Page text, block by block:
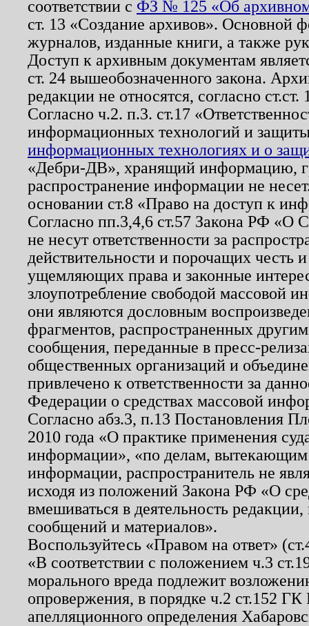
соответствии с ФЗ № 125 «Об
ст. 13 «Создание архивов». Основной
журналов, изданные книги, а также
Доступ к архивным документам
ст. 24 вышеобозначенного закона.
редакции не относятся, согласно
Согласно ч.2. п.3. ст.17
информационных технологий и
информационных технологиях и о
«Дебри-ДВ», хранящий информацию,
распространение информации не
основании ст.8 «Право на доступ к
Согласно пп.3,4,6 ст.57 Закона РФ «О
не несут ответственности за
действительности и порочащих честь
ущемляющих права и законные
злоупотребление свободой массовой
они являются дословным
фрагментов, распространенных
сообщения, переданные в пресс-
общественных организаций и
привлечено к ответственности за
Федерации о средствах массовой
Согласно абз.3, п.13 Постановления
2010 года «О практике применения
информации», «по делам, вытекающим
информации, распространитель не
исходя из положений Закона РФ «О
вмешиваться в деятельность
сообщений и материалов».
Воспользуйтесь «Правом на ответ»
«В соответствии с положением ч.3
морального вреда подлежит
опровержения, в порядке ч.2 ст.152
апелляционного определения